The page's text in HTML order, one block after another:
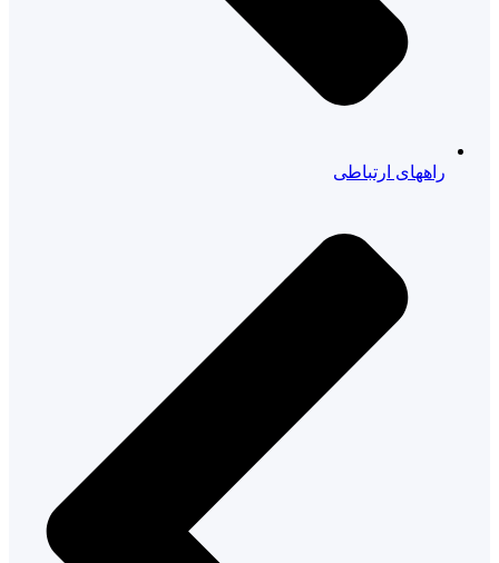
راههای ارتباطی